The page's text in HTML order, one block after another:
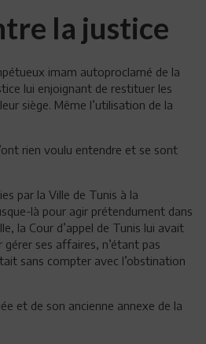
la justice
imam autoproclamé de la
lui enjoignant de restituer les
siège. Même l’utilisation de la
rien voulu entendre et se sont
par la Ville de Tunis à la
là pour agir prétendument dans
la Cour d’appel de Tunis lui avait
ses affaires, n’étant pas
sans compter avec l’obstination
et de son ancienne annexe de la